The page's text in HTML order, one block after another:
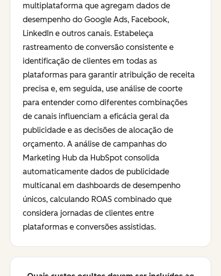
multiplataforma que agregam dados de
desempenho do Google Ads, Facebook,
LinkedIn e outros canais. Estabeleça
rastreamento de conversão consistente e
identificação de clientes em todas as
plataformas para garantir atribuição de receita
precisa e, em seguida, use análise de coorte
para entender como diferentes combinações
de canais influenciam a eficácia geral da
publicidade e as decisões de alocação de
orçamento. A análise de campanhas do
Marketing Hub da HubSpot consolida
automaticamente dados de publicidade
multicanal em dashboards de desempenho
únicos, calculando ROAS combinado que
considera jornadas de clientes entre
plataformas e conversões assistidas.